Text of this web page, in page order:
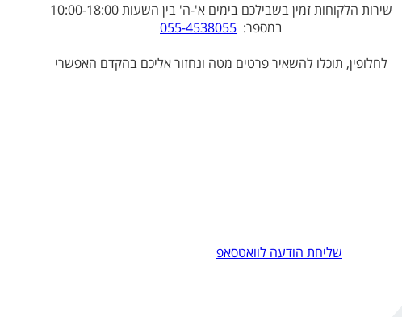
שירות הלקוחות זמין בשבילכם בימים א'-ה' בין השעות 10:00-18:00
במספר: 055-4538055
לחלופין, תוכלו להשאיר פרטים מטה ונחזור אליכם בהקדם האפשרי
שליחת הודעה לוואטסאפ